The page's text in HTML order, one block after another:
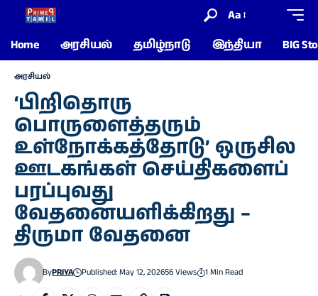
Aa
Home
அரசியல் தமிழ்நாடு இந்தியா BIG
அரசியல்
‘பிறிதொரு
பொருளைத்தரும்
உள்நோக்கத்தோடு’ ஒருசில
ஊடகங்கள் செய்திகளைப்
பரப்புவது
வேதனையளிக்கிறது –
திருமா வேதனை
ByPRIYA Published: May 12, 202656 Views 1 Min Read